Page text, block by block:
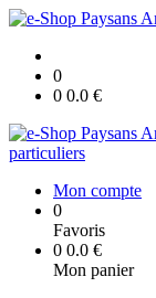
0
0 0.0 €
particuliers
Mon compte
0
Favoris
0 0.0 €
Mon panier